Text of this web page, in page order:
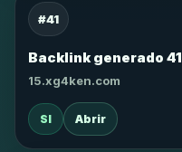
#41
Backlink generado 41
15.xg4ken.com
SI Abrir